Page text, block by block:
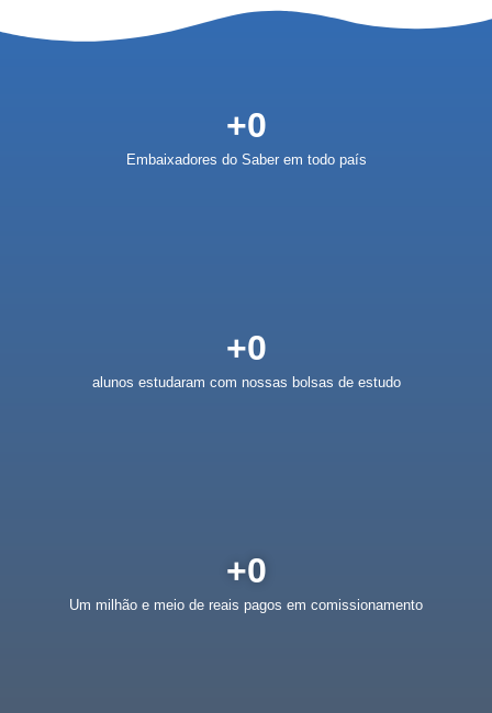
Embaixadores do Saber em todo país
+0
alunos estudaram com nossas bolsas de estudo
+0
Um milhão e meio de reais pagos em comissionamento
+0